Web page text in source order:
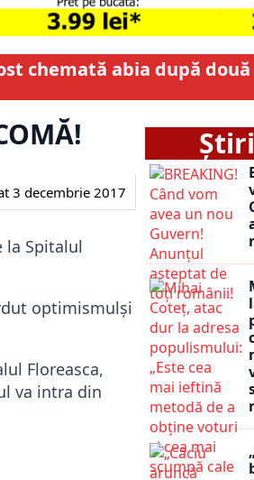
chemată abia după două
3 decembrie 2017
la Spitalul
optimismulși
Floreasca,
va intra din